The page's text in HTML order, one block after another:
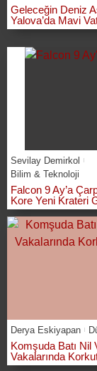
Geleceğin Deniz
Yalova’da Mavi
Sevilay Demirkol
Bilim & Teknoloji
Falcon 9 Ay’a
Kore Yeni Krateri
Derya Eskiyapan
Komşuda Batı Nil
Vakalarında